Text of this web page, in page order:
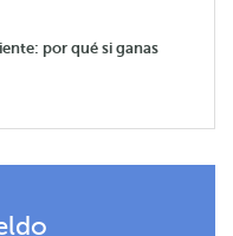
por qué si ganas